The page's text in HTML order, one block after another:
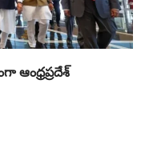
ఆంధ్రప్రదేశ్